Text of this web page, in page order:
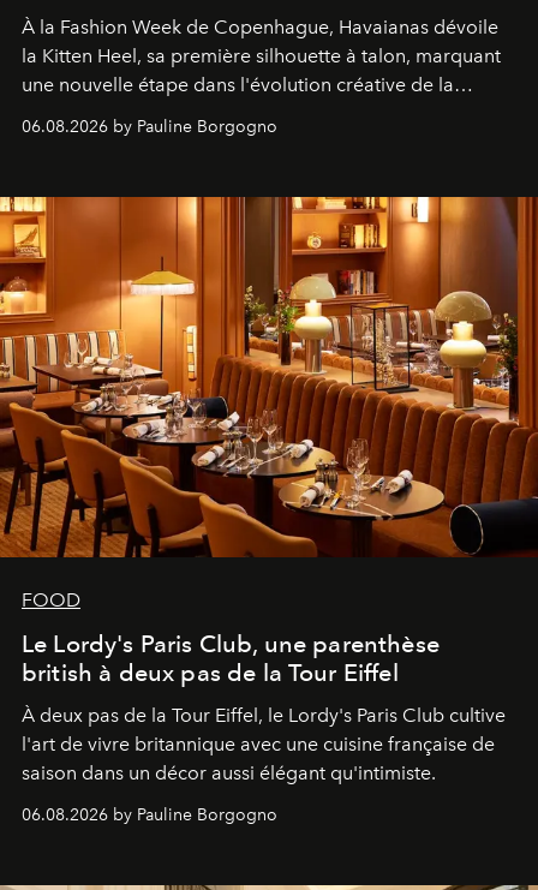
À la Fashion Week de Copenhague, Havaianas dévoile
la Kitten Heel, sa première silhouette à talon, marquant
une nouvelle étape dans l'évolution créative de la
06.08.2026 by Pauline Borgogno
FOOD
Le Lordy's Paris Club, une parenthèse
british à deux pas de la Tour Eiffel
À deux pas de la Tour Eiffel, le Lordy's Paris Club cultive
l'art de vivre britannique avec une cuisine française de
saison dans un décor aussi élégant qu'intimiste.
06.08.2026 by Pauline Borgogno